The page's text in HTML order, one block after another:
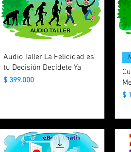
Audio Taller La Felicidad es
tu Decisión Decídete Ya
Precio
$ 399.000
$